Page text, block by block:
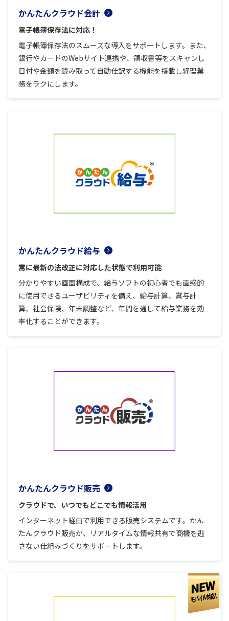
かんたんクラウド会計
電子帳簿保存法に対応！
電子帳簿保存法のスムーズな導入をサポートします。また、
銀行やカードのWebサイト連携や、領収書等をスキャンし
日付や金額を読み取って自動仕訳する機能を搭載し経理業
務をラクにします。
かんたんクラウド給与
常に最新の法改正に対応した状態で利用可能
分かりやすい画面構成で、給与ソフトの初心者でも直感的
に使用できるユーザビリティを備え、給与計算、賞与計
算、社会保険、年末調整など、年間を通して給与業務を効
率化することができます。
かんたんクラウド販売
クラウドで、いつでもどこでも情報活用
インターネット経由で利用できる販売システムです。かん
たんクラウド販売が、リアルタイムな情報共有で商機を逃
さない仕組みづくりをサポートします。